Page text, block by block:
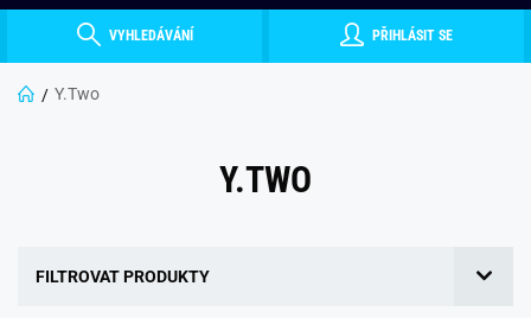
VYHLEDÁVÁNÍ PŘIHLÁSIT SE
Y.Two
Y.TWO
FILTROVAT PRODUKTY